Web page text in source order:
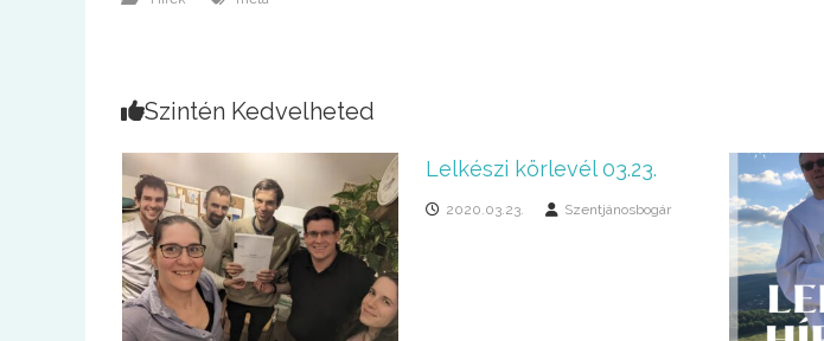
Szintén Kedvelheted
Lelkészi körlevél 03.23.
2020.03.23. Szentjánosbogár